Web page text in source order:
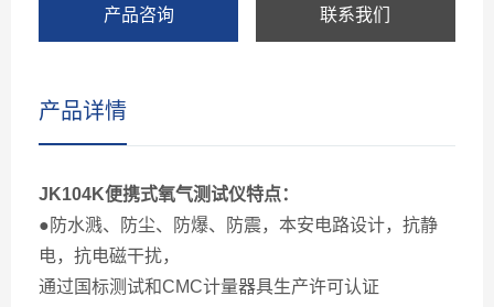
产品咨询 联系我们
产品详情
JK104K便携式氧气测试仪特点：
●防水溅、防尘、防爆、防震，本安电路设计，抗静
电，抗电磁干扰，
通过国标测试和CMC计量器具生产许可认证